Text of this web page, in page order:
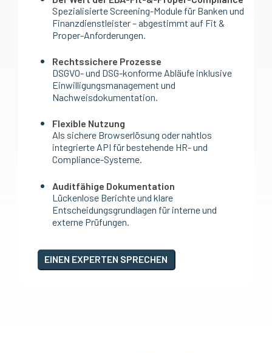
Spezialisierte Screening-Module für Banken und
Finanzdienstleister – abgestimmt auf Fit &
Proper-Anforderungen.
Rechtssichere Prozesse
DSGVO- und DSG-konforme Abläufe inklusive
Einwilligungsmanagement und
Nachweisdokumentation.
Flexible Nutzung
Als sichere Browserlösung oder nahtlos
integrierte API für bestehende HR- und
Compliance-Systeme.
Auditfähige Dokumentation
Lückenlose Berichte und klare
Entscheidungsgrundlagen für interne und
externe Prüfungen.
EINEN EXPERTEN SPRECHEN